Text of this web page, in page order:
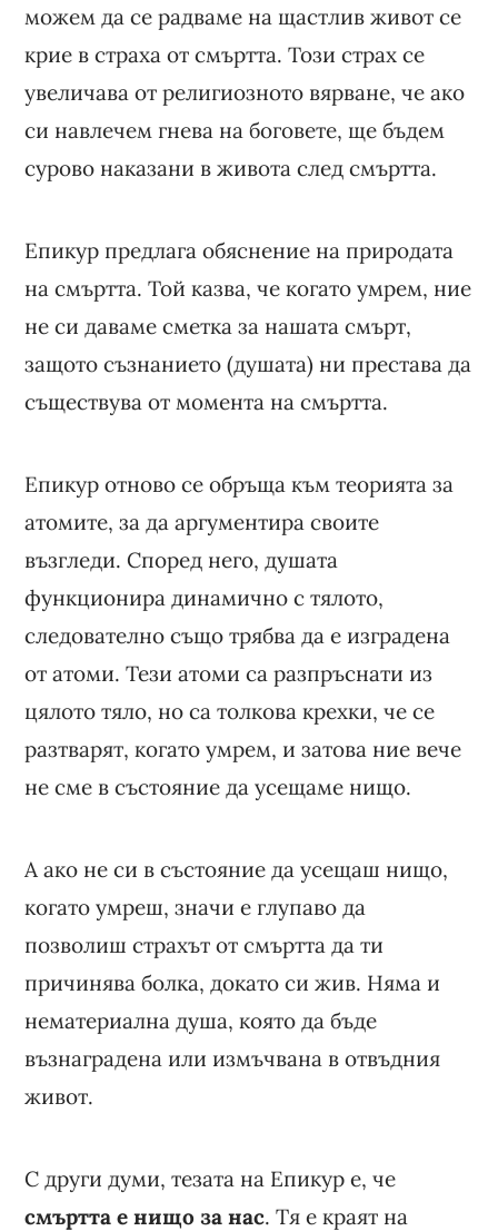
можем да се радваме на щастлив живот се
крие в страха от смъртта. Този страх се
увеличава от религиозното вярване, че ако
си навлечем гнева на боговете, ще бъдем
сурово наказани в живота след смъртта.
Епикур предлага обяснение на природата
на смъртта. Той казва, че когато умрем, ние
не си даваме сметка за нашата смърт,
защото съзнанието (душата) ни престава да
съществува от момента на смъртта.
Епикур отново се обръща към теорията за
атомите, за да аргументира своите
възгледи. Според него, душата
функционира динамично с тялото,
следователно също трябва да е изградена
от атоми. Тези атоми са разпръснати из
цялото тяло, но са толкова крехки, че се
разтварят, когато умрем, и затова ние вече
не сме в състояние да усещаме нищо.
А ако не си в състояние да усещаш нищо,
когато умреш, значи е глупаво да
позволиш страхът от смъртта да ти
причинява болка, докато си жив. Няма и
нематериална душа, която да бъде
възнаградена или измъчвана в отвъдния
живот.
С други думи, тезата на Епикур е, че
смъртта е нищо за нас. Тя е краят на